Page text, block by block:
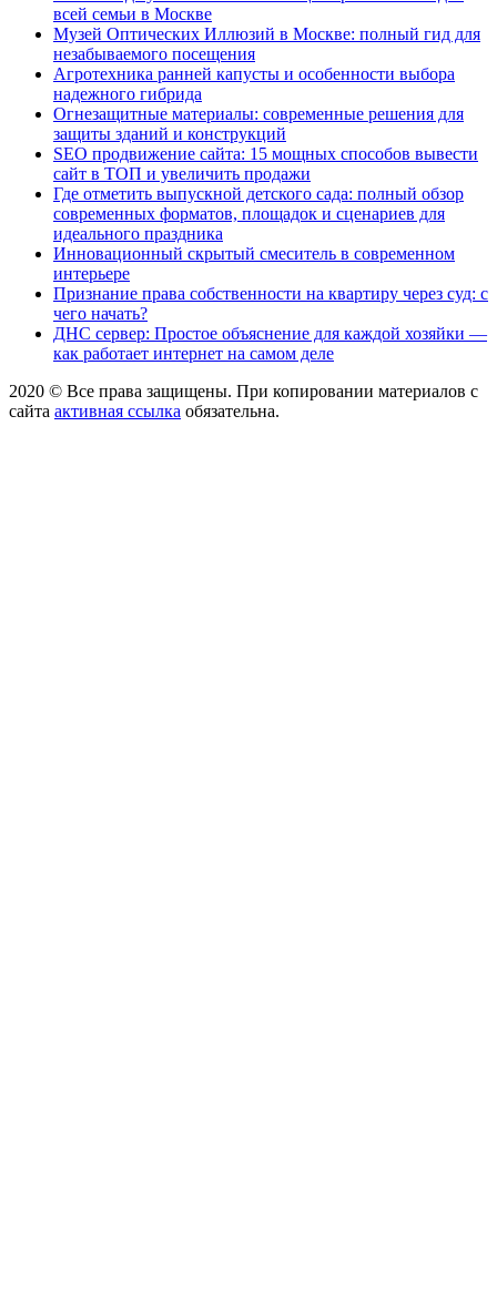
всей семьи в Москве
Музей Оптических Иллюзий в Москве: полный гид для
незабываемого посещения
Агротехника ранней капусты и особенности выбора
надежного гибрида
Огнезащитные материалы: современные решения для
защиты зданий и конструкций
SEO продвижение сайта: 15 мощных способов вывести
сайт в ТОП и увеличить продажи
Где отметить выпускной детского сада: полный обзор
современных форматов, площадок и сценариев для
идеального праздника
Инновационный скрытый смеситель в современном
интерьере
Признание права собственности на квартиру через суд: с
чего начать?
ДНС сервер: Простое объяснение для каждой хозяйки —
как работает интернет на самом деле
2020 © Все права защищены. При копировании материалов с
сайта активная ссылка обязательна.